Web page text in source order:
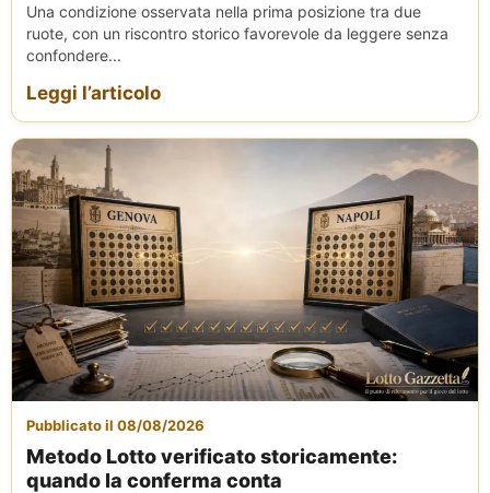
Una condizione osservata nella prima posizione tra due
ruote, con un riscontro storico favorevole da leggere senza
confondere...
Leggi l’articolo
Pubblicato il 08/08/2026
Metodo Lotto verificato storicamente:
quando la conferma conta